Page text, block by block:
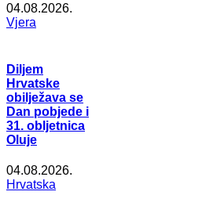
04.08.2026.
Vjera
Diljem
Hrvatske
obilježava se
Dan pobjede i
31. obljetnica
Oluje
04.08.2026.
Hrvatska